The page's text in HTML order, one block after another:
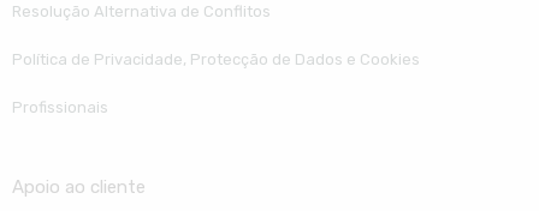
Resolução Alternativa de Conflitos
Política de Privacidade, Protecção de Dados e Cookies
Profissionais
Apoio ao cliente